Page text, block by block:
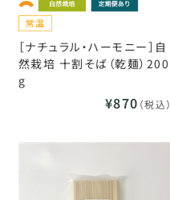
［ナチュラル・ハーモニー］自
然栽培 十割そば（乾麺）200
g
¥870 （税込）